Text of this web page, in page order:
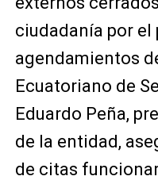
ciudadanía por el
agendamientos
Ecuatoriano de
Eduardo Peña,
de la entidad,
de citas